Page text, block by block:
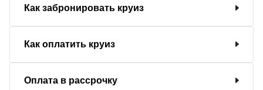
Как забронировать круиз
Как оплатить круиз
Оплата в рассрочку